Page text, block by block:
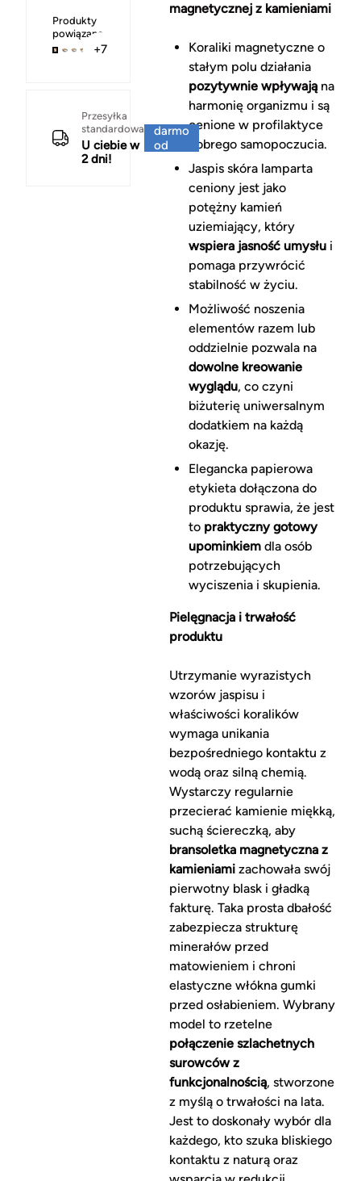
Produkty
powiązane
+7
Przesyłka
standardowa
U ciebie w
2 dni!
darmo
od
magnetycznej z kamieniami
Koraliki magnetyczne o
stałym polu działania
pozytywnie wpływająna
harmonię organizmu i są
cenione w profilaktyce
dobrego samopoczucia.
Jaspis skóra lamparta
ceniony jest jako
potężny kamień
uziemiający, który
wspiera jasność umysłui
pomaga przywrócić
stabilność w życiu.
Możliwość noszenia
elementów razem lub
oddzielnie pozwala na
dowolne kreowanie
wyglądu, co czyni
biżuterię uniwersalnym
dodatkiem na każdą
okazję.
Elegancka papierowa
etykieta dołączona do
produktu sprawia, że jest
to praktyczny gotowy
upominkiemdla osób
potrzebujących
wyciszenia i skupienia.
Pielęgnacja i trwałość
produktu
Utrzymanie wyrazistych
wzorów jaspisu i
właściwości koralików
wymaga unikania
bezpośredniego kontaktu z
wodą oraz silną chemią.
Wystarczy regularnie
przecierać kamienie miękką,
suchą ściereczką, aby
bransoletka magnetyczna z
kamieniamizachowała swój
pierwotny blask i gładką
fakturę. Taka prosta dbałość
zabezpiecza strukturę
minerałów przed
matowieniem i chroni
elastyczne włókna gumki
przed osłabieniem. Wybrany
model to rzetelne
połączenie szlachetnych
surowców z
funkcjonalnością, stworzone
z myślą o trwałości na lata.
Jest to doskonały wybór dla
każdego, kto szuka bliskiego
kontaktu z naturą oraz